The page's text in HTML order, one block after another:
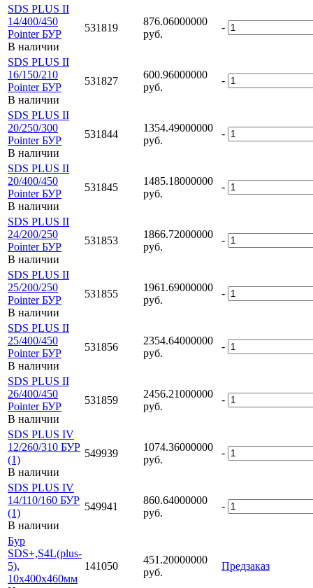
SDS PLUS II
14/400/450
Pointer БУР
В наличии
531819
876.06000000
руб.
-
SDS PLUS II
16/150/210
Pointer БУР
В наличии
531827
600.96000000
руб.
-
SDS PLUS II
20/250/300
Pointer БУР
В наличии
531844
1354.49000000
руб.
-
SDS PLUS II
20/400/450
Pointer БУР
В наличии
531845
1485.18000000
руб.
-
SDS PLUS II
24/200/250
Pointer БУР
В наличии
531853
1866.72000000
руб.
-
SDS PLUS II
25/200/250
Pointer БУР
В наличии
531855
1961.69000000
руб.
-
SDS PLUS II
25/400/450
Pointer БУР
В наличии
531856
2354.64000000
руб.
-
SDS PLUS II
26/400/450
Pointer БУР
В наличии
531859
2456.21000000
руб.
-
SDS PLUS IV
12/260/310 БУР
(1)
В наличии
549939
1074.36000000
руб.
-
SDS PLUS IV
14/110/160 БУР
(1)
В наличии
549941
860.64000000
руб.
-
Бур
SDS+,S4L(plus-
5),
10х400x460мм
141050
451.20000000
руб.
Предзаказ